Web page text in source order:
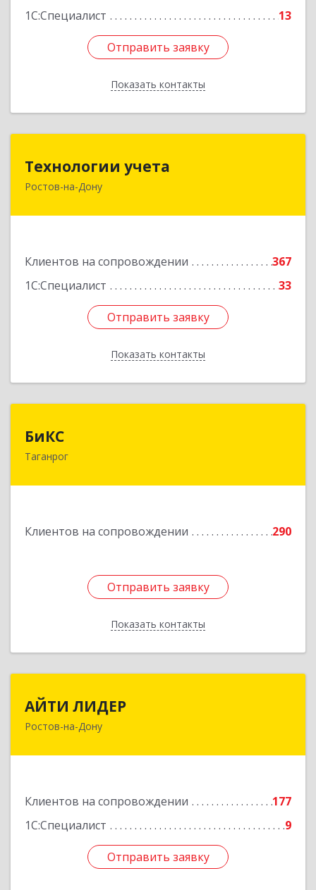
1С:Специалист
13
Отправить заявку
Показать контакты
Отправить заявку
Назад
Технологии учета
Ростов-на-Дону
Клиентов на сопровождении
367
1С:Специалист
33
Отправить заявку
Показать контакты
344064, Ростовская обл, Ростов-на-Дону г,
Отправить заявку
Назад
БиКС
Таганрог
Клиентов на сопровождении 290
Отправить заявку
Показать контакты
347900, Ростовская обл, Таганрог г, Фрунзе ул,
Отправить заявку
Назад
АЙТИ ЛИДЕР
Ростов-на-Дону
Клиентов на сопровождении
177
1С:Специалист
9
Отправить заявку
344065, Ростовская обл, Ростов-на-Дону г,
Отправить заявку